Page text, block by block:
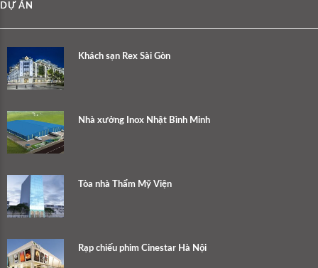
DỰ ÁN
Khách sạn Rex Sài Gòn
Nhà xưởng Inox Nhật Bình Minh
Tòa nhà Thẩm Mỹ Viện
Rạp chiếu phim Cinestar Hà Nội